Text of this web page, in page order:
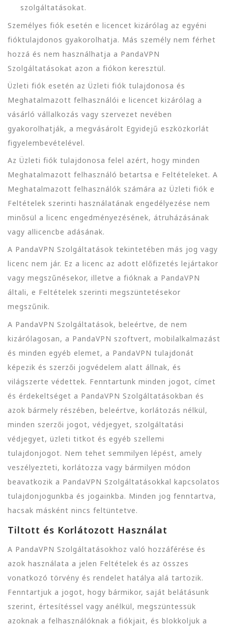
szolgáltatásokat.
Személyes fiók esetén e licencet kizárólag az egyéni
fióktulajdonos gyakorolhatja. Más személy nem férhet
hozzá és nem használhatja a PandaVPN
Szolgáltatásokat azon a fiókon keresztül.
Üzleti fiók esetén az Üzleti fiók tulajdonosa és
Meghatalmazott felhasználói e licencet kizárólag a
vásárló vállalkozás vagy szervezet nevében
gyakorolhatják, a megvásárolt Egyidejű eszközkorlát
figyelembevételével.
Az Üzleti fiók tulajdonosa felel azért, hogy minden
Meghatalmazott felhasználó betartsa e Feltételeket. A
Meghatalmazott felhasználók számára az Üzleti fiók e
Feltételek szerinti használatának engedélyezése nem
minősül a licenc engedményezésének, átruházásának
vagy allicencbe adásának.
A PandaVPN Szolgáltatások tekintetében más jog vagy
licenc nem jár. Ez a licenc az adott előfizetés lejártakor
vagy megszűnésekor, illetve a fióknak a PandaVPN
általi, e Feltételek szerinti megszüntetésekor
megszűnik.
A PandaVPN Szolgáltatások, beleértve, de nem
kizárólagosan, a PandaVPN szoftvert, mobilalkalmazást
és minden egyéb elemet, a PandaVPN tulajdonát
képezik és szerzői jogvédelem alatt állnak, és
világszerte védettek. Fenntartunk minden jogot, címet
és érdekeltséget a PandaVPN Szolgáltatásokban és
azok bármely részében, beleértve, korlátozás nélkül,
minden szerzői jogot, védjegyet, szolgáltatási
védjegyet, üzleti titkot és egyéb szellemi
tulajdonjogot. Nem tehet semmilyen lépést, amely
veszélyezteti, korlátozza vagy bármilyen módon
beavatkozik a PandaVPN Szolgáltatásokkal kapcsolatos
tulajdonjogunkba és jogainkba. Minden jog fenntartva,
hacsak másként nincs feltüntetve.
Tiltott és Korlátozott Használat
A PandaVPN Szolgáltatásokhoz való hozzáférése és
azok használata a jelen Feltételek és az összes
vonatkozó törvény és rendelet hatálya alá tartozik.
Fenntartjuk a jogot, hogy bármikor, saját belátásunk
szerint, értesítéssel vagy anélkül, megszüntessük
azoknak a felhasználóknak a fiókjait, és blokkoljuk a